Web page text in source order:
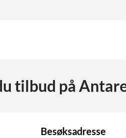
tilbud på
Besøksadresse